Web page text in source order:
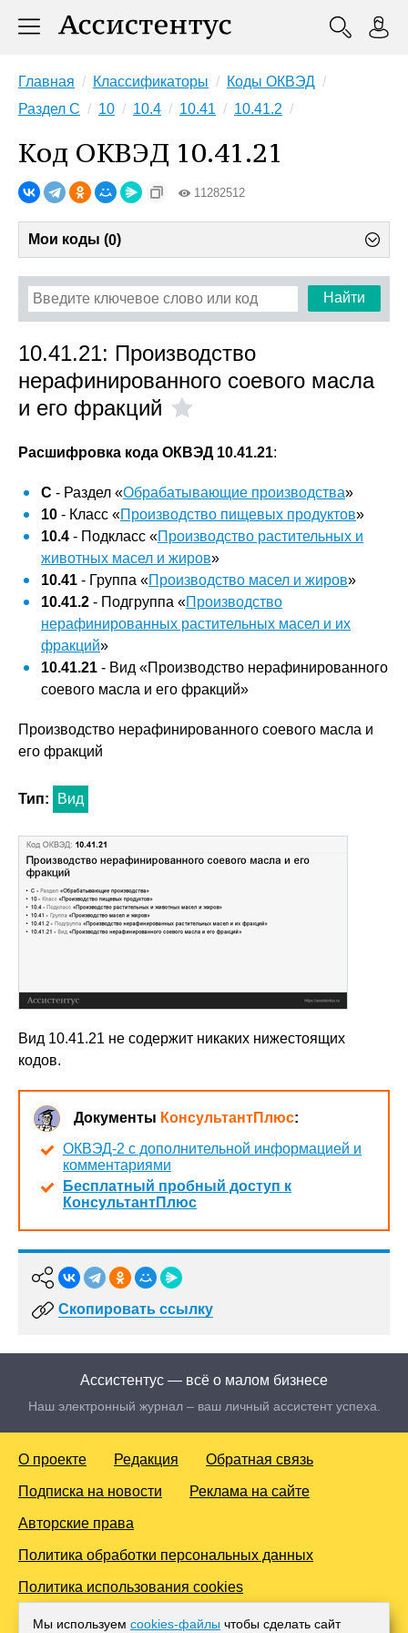
Главная Классификаторы
Коды ОКВЭД
Раздел C
10 10.4 10.41 10.41.2
Код ОКВЭД 10.41.21
11282512
Мои коды (0)
Найти
10.41.21: Производство
нерафинированного соевого масла
и его фракций
Расшифровка кода ОКВЭД 10.41.21:
C - Раздел «Обрабатывающие производства»
10 - Класс «Производство пищевых продуктов»
10.4 - Подкласс «Производство растительных и
животных масел и жиров»
10.41 - Группа «Производство масел и жиров»
10.41.2 - Подгруппа «Производство
нерафинированных растительных масел и их
фракций»
10.41.21 - Вид «Производство нерафинированного
соевого масла и его фракций»
Производство нерафинированного соевого масла и
его фракций
Тип: Вид
Вид 10.41.21 не содержит никаких нижестоящих
кодов.
Документы КонсультантПлюс:
ОКВЭД-2 с дополнительной информацией и
комментариями
Бесплатный пробный доступ к
КонсультантПлюс
Скопировать ссылку
Ассистентус — всё о малом бизнесе
Наш электронный журнал – ваш личный ассистент успеха.
О проекте Редакция Обратная связь
Подписка на новости Реклама на сайте
Авторские права
Политика обработки персональных данных
Политика использования cookies
© 2016-2026 Все права защищены. Для лиц старше 18 лет.
Мы используем cookies-файлы чтобы сделать сайт